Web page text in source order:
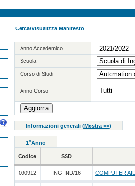
Cerca/Visualizza Manifesto
Anno Accademico
Scuola
Corso di Studi
Anno Corso
Informazioni generali (Mostra >>)
1oAnno
Codice SSD
090912 ING-IND/16 COMPUTER